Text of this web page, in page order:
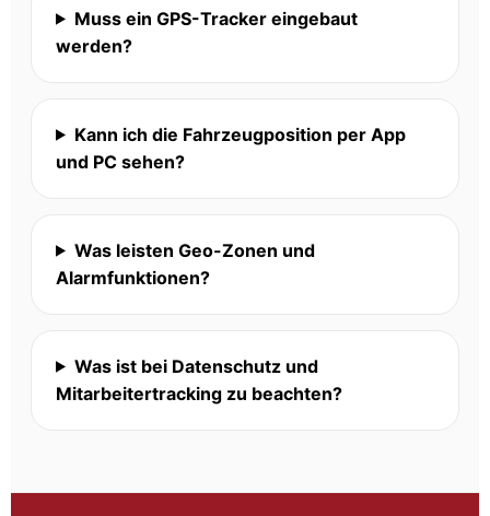
Muss ein GPS-Tracker eingebaut
werden?
Kann ich die Fahrzeugposition per App
und PC sehen?
Was leisten Geo-Zonen und
Alarmfunktionen?
Was ist bei Datenschutz und
Mitarbeitertracking zu beachten?